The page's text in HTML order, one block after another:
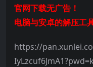
官网下载无广告！
电脑与安卓的解压工
https://